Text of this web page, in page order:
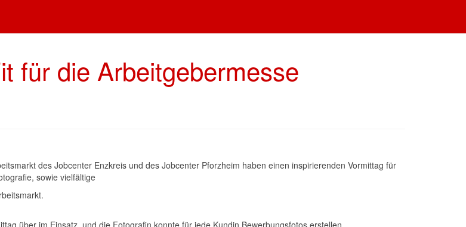
für die Arbeitgebermesse
des Jobcenter Enzkreis und des Jobcenter Pforzheim haben einen inspirierenden Vormittag für
sowie vielfältige
über im Einsatz, und die Fotografin konnte für jede Kundin Bewerbungsfotos erstellen.